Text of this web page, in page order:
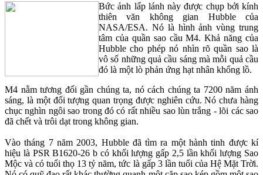
Bức ảnh lấp lánh này được chụp bởi kính
thiên văn không gian Hubble của
NASA/ESA. Nó là hình ảnh vùng trung
tâm của quần sao cầu M4. Khả năng của
Hubble cho phép nó nhìn rõ quần sao là
vô số những quả cầu sáng mà mỗi quả cầu
đó là một lò phản ứng hạt nhân khổng lồ.
M4 nằm tương đối gần chúng ta, nó cách chúng ta 7200 năm ánh
sáng, là một đối tượng quan trọng được nghiên cứu. Nó chưa hàng
chục nghìn ngôi sao trong đó có rất nhiều sao lùn trắng - lõi các sao
đã chết và trôi dạt trong không gian.
Vào tháng 7 năm 2003, Hubble đã tìm ra một hành tinh được kí
hiệu là PSR B1620-26 b có khối lượng gấp 2,5 lần khối lượng Sao
Mộc và có tuổi thọ 13 tỷ năm, tức là gấp 3 lần tuổi của Hệ Mặt Trời.